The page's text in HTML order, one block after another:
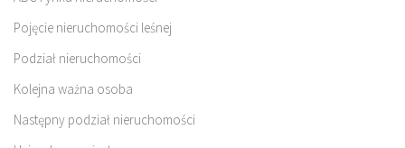
Pojęcie nieruchomości leśnej
Podział nieruchomości
Kolejna ważna osoba
Następny podział nieruchomości